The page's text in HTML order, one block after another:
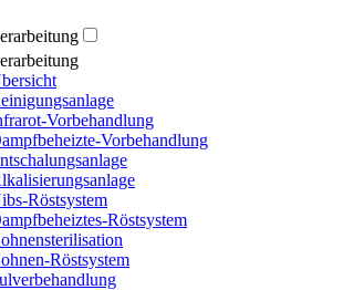
Vorbehandlung
Vorbehandlung
Röstsystem
Röstsystem
Röstsystem